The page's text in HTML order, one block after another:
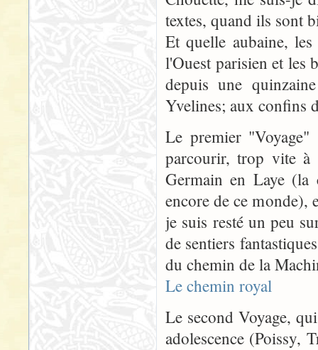
textes, quand ils sont
Et quelle aubaine,
l'Ouest parisien et les
depuis une
Yvelines; aux confins
Le premier
parcourir, trop vite à
Germain en Laye
encore de ce monde),
je suis resté un peu
de sentiers
du chemin de la
Le chemin royal
Le second Voyage,
adolescence (Poissy,